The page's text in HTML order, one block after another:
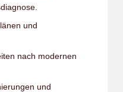
und
nach modernen
und